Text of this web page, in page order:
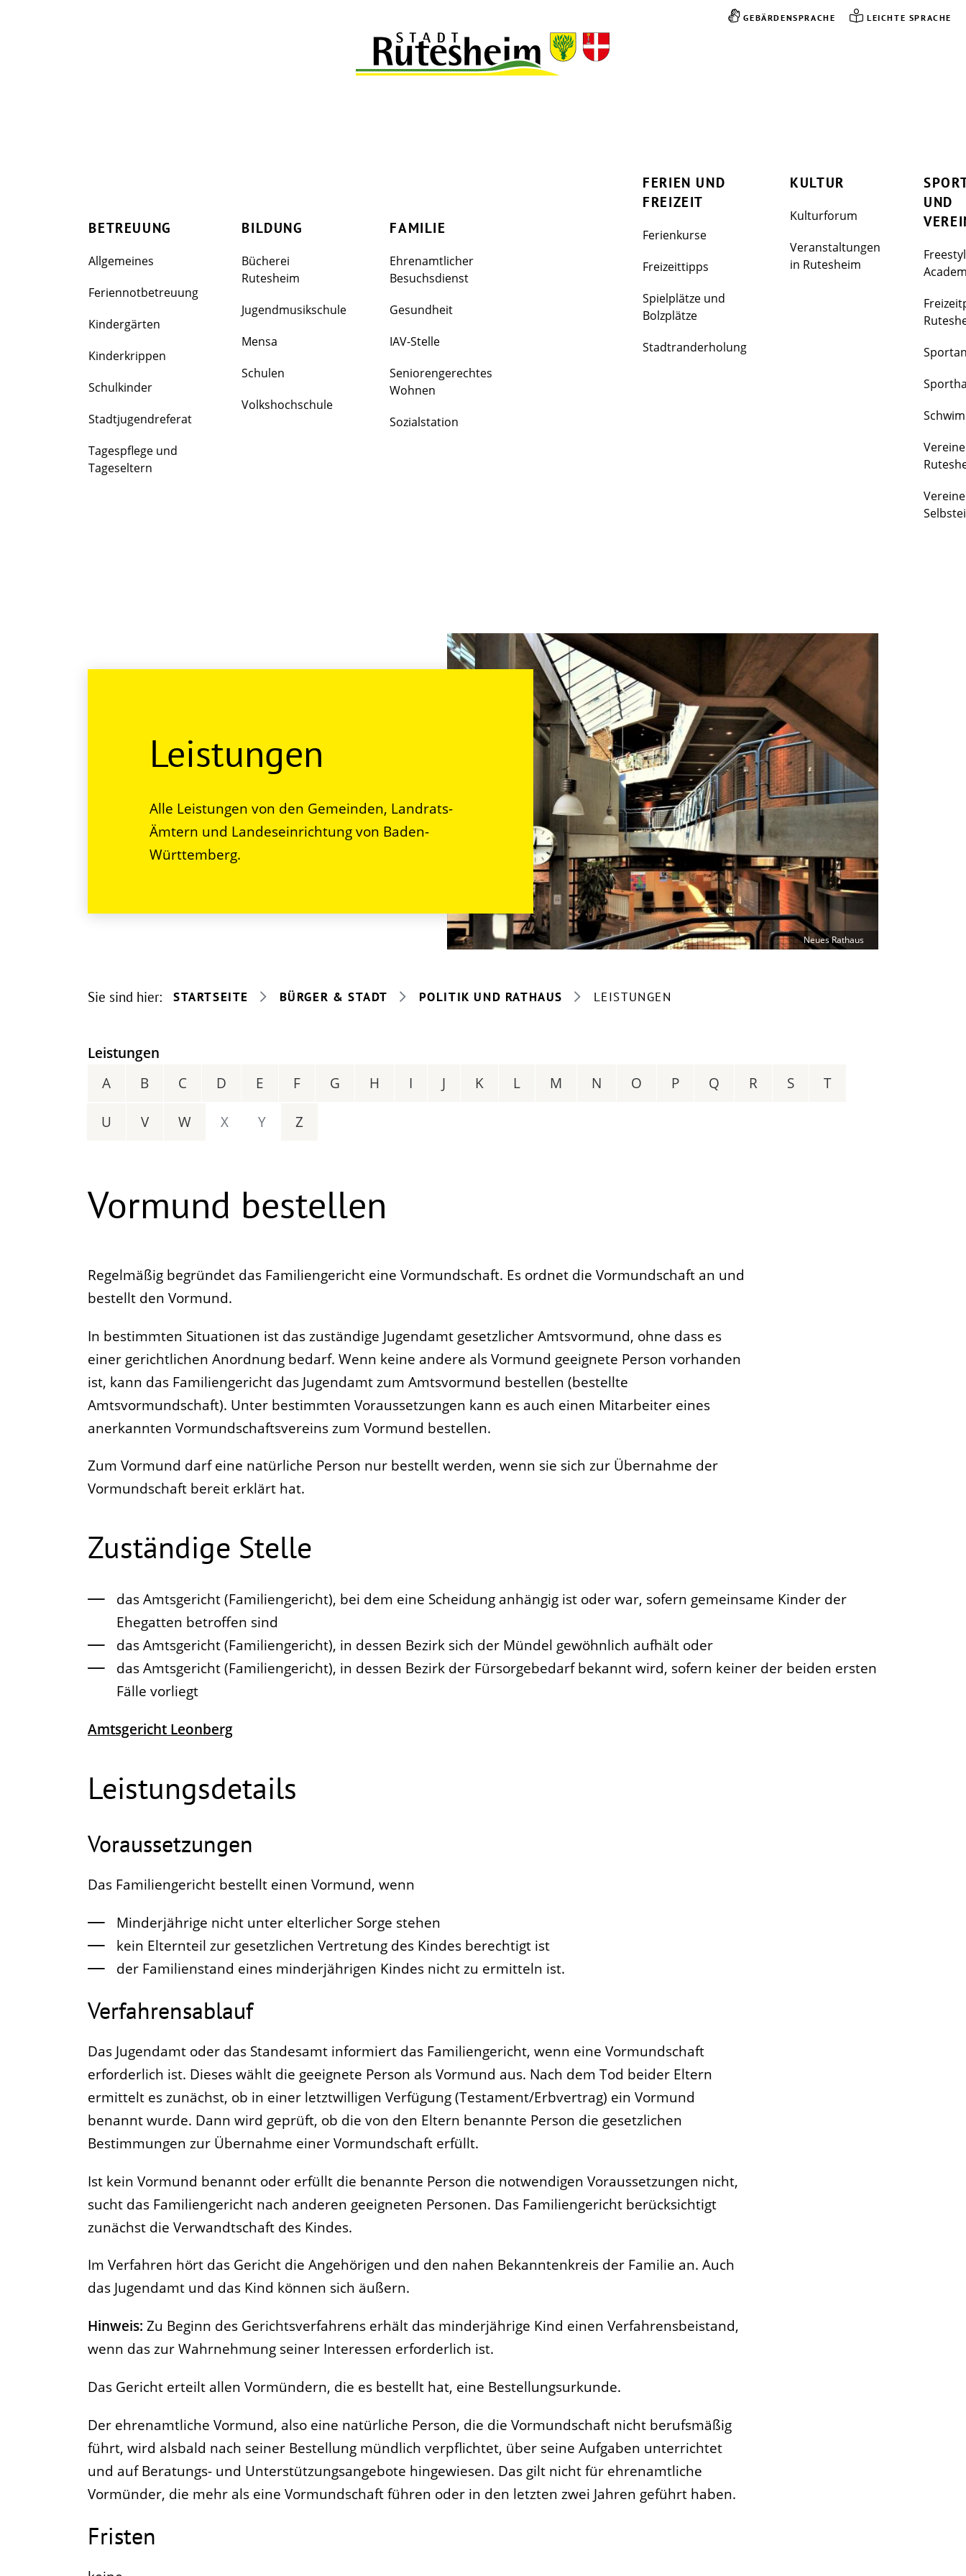
GEBÄRDENSPRACHE LEICHTE SPRACHE
FAMILIE
BILDUNG
BETREUUNG
Allgemeines
Feriennotbetreuung
Kindergärten
Kinderkrippen
Schulkinder
Stadtjugendreferat
Tagespflege und
Tageseltern
BILDUNG
Bücherei
Rutesheim
Jugendmusikschule
Mensa
Schulen
Volkshochschule
FAMILIE
Ehrenamtlicher
Besuchsdienst
Gesundheit
IAV-Stelle
Seniorengerechtes
Wohnen
Sozialstation
FERIEN UND
FREIZEIT
Ferienkurse
Freizeittipps
Spielplätze und
Bolzplätze
Stadtranderholung
KULTUR
Kulturforum
Veranstaltungen
in Rutesheim
UND
Vereine
Leistungen
Alle Leistungen von den Gemeinden, Landrats-
Ämtern und Landeseinrichtung von Baden-
Württemberg.
Neues Rathaus
Sie sind hier: STARTSEITE BÜRGER & STADT POLITIK UND RATHAUS LEISTUNGEN
Leistungen
A
B C D E F G H I J K L M N O P Q R S T
U V W X Y Z
Vormund bestellen
Regelmäßig begründet das Familiengericht eine Vormundschaft. Es ordnet die Vormundschaft an und
bestellt den Vormund.
In bestimmten Situationen ist das zuständige Jugendamt gesetzlicher Amtsvormund, ohne dass es
einer gerichtlichen Anordnung bedarf. Wenn keine andere als Vormund geeignete Person vorhanden
ist, kann das Familiengericht das Jugendamt zum Amtsvormund bestellen (bestellte
Amtsvormundschaft). Unter bestimmten Voraussetzungen kann es auch einen Mitarbeiter eines
anerkannten Vormundschaftsvereinszum Vormund bestellen.
Zum Vormund darf eine natürliche Person nur bestellt werden, wenn sie sich zur Übernahme der
Vormundschaft bereit erklärt hat.
Zuständige Stelle
das Amtsgericht (Familiengericht), bei dem eine Scheidung anhängig ist oder war, sofern gemeinsame Kinder der
Ehegatten betroffen sind
das Amtsgericht (Familiengericht), in dessen Bezirk sich der Mündel gewöhnlich aufhält oder
das Amtsgericht (Familiengericht), in dessen Bezirk der Fürsorgebedarf bekannt wird, sofern keiner der beiden ersten
Fälle vorliegt
Amtsgericht Leonberg
Leistungsdetails
Voraussetzungen
Das Familiengericht bestellt einen Vormund, wenn
Minderjährige nicht unter elterlicher Sorge stehen
kein Elternteil zur gesetzlichen Vertretung des Kindes berechtigt ist
der Familienstand eines minderjährigen Kindes nicht zu ermitteln ist.
Verfahrensablauf
Das Jugendamt oder das Standesamt informiert das Familiengericht, wenn eine Vormundschaft
erforderlich ist. Dieses wählt die geeignete Person als Vormund aus. Nach dem Tod beider Eltern
ermittelt es zunächst, ob in einer letztwilligen Verfügung (Testament/Erbvertrag) ein Vormund
benannt wurde. Dann wird geprüft, ob die von den Eltern benannte Person die gesetzlichen
Bestimmungen zur Übernahme einer Vormundschaft erfüllt.
Ist kein Vormund benannt oder erfüllt die benannte Person die notwendigen Voraussetzungen nicht,
sucht das Familiengericht nach anderen geeigneten Personen. Das Familiengericht berücksichtigt
zunächst die Verwandtschaft des Kindes.
Im Verfahren hört das Gericht die Angehörigen und den nahen Bekanntenkreis der Familie an. Auch
das Jugendamt und das Kind können sich äußern.
Hinweis: Zu Beginn des Gerichtsverfahrens erhält das minderjährige Kind einen Verfahrensbeistand,
wenn das zur Wahrnehmung seiner Interessen erforderlich ist.
Das Gericht erteilt allen Vormündern, die es bestellt hat, eine Bestellungsurkunde.
Der ehrenamtliche Vormund, also eine natürliche Person, die die Vormundschaft nicht berufsmäßig
führt, wird alsbald nach seiner Bestellung mündlich verpflichtet, über seine Aufgaben unterrichtet
und auf Beratungs- und Unterstützungsangebote hingewiesen. Das gilt nicht für ehrenamtliche
Vormünder, die mehr als eine Vormundschaft führen oder in den letzten zwei Jahren geführt haben.
Fristen